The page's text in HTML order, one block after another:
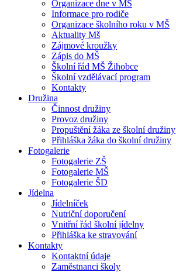
Organizace dne v MŠ
Informace pro rodiče
Organizace školního roku v MŠ
Aktuality Mš
Zájmové kroužky
Zápis do MŠ
Školní řád MŠ Žihobce
Školní vzdělávací program
Kontakty
Družina
Činnost družiny
Provoz družiny
Propuštění žáka ze školní družiny
Přihláška žáka do školní družiny
Fotogalerie
Fotogalerie ZŠ
Fotogalerie MŠ
Fotogalerie ŠD
Jídelna
Jídelníček
Nutriční doporučení
Vnitřní řád školní jídelny
Přihláška ke stravování
Kontakty
Kontaktní údaje
Zaměstnanci školy